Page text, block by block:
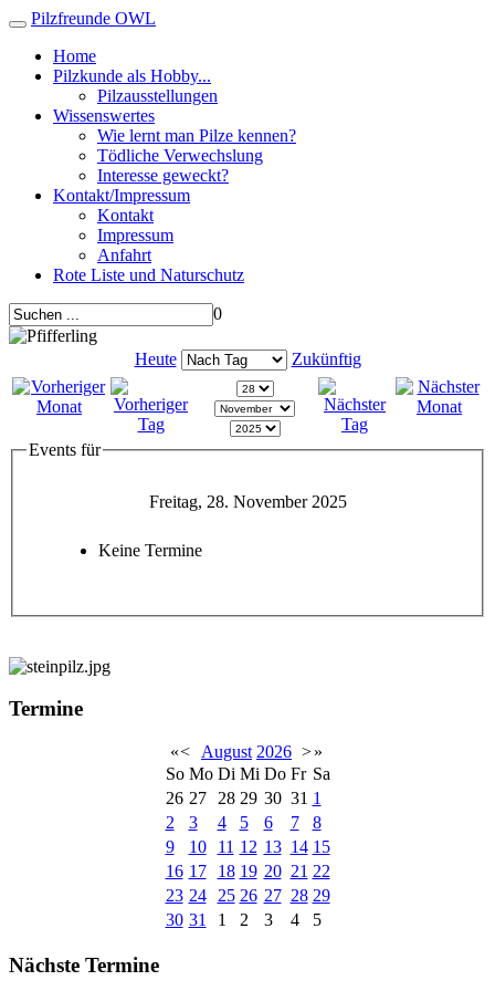
Pilzfreunde OWL
Home
Pilzkunde als Hobby...
Pilzausstellungen
Wissenswertes
Wie lernt man Pilze kennen?
Tödliche Verwechslung
Interesse geweckt?
Kontakt/Impressum
Kontakt
Impressum
Anfahrt
Rote Liste und Naturschutz
0
Heute Zukünftig
Events für
Freitag, 28. November 2025
Keine Termine
Termine
«< August 2026 >»
So Mo Di Mi Do Fr Sa
26 27 28 29 30 31 1
2
3 4 5 6 7
8
9
10 11 12 13 14 15
16 17 18 19 20 21 22
23 24 25 26 27 28 29
30 31 1 2 3 4 5
Nächste Termine